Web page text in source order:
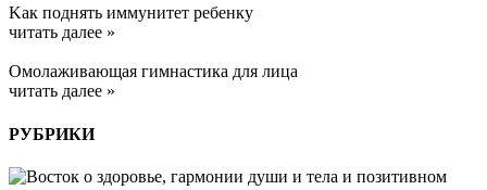
Kак поднять иммунитет ребенку
читать далее »
Омолаживающая гимнастика для лица
читать далее »
РУБРИКИ